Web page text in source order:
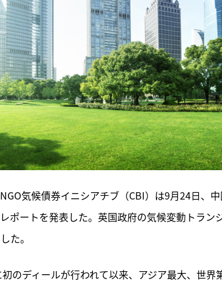
気候債券イニシアチブ（CBI）は9月24日、
ポートを発表した。英国政府の気候変動トラ
た。
のディールが行われて以来、アジア最大、世界